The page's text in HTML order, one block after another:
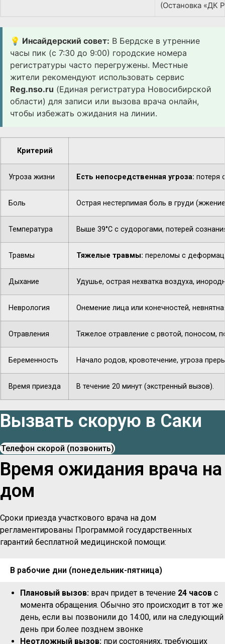
(Остановка «ДК
💡 Инсайдерский совет: В Бердске в утренние
часы пик (с 7:30 до 9:00) городские номера
регистратуры часто перегружены. Местные
жители рекомендуют использовать сервис
Reg.nso.ru (Единая регистратура Новосибирской
области) для записи или вызова врача онлайн,
чтобы избежать ожидания на линии.
Критерий
Угроза жизни Есть непосредственная угроза: потеря
Боль Острая нестерпимая боль в груди
Температура Выше 39°C с судорогами, потерей
Травмы Тяжелые травмы: переломы с
Дыхание Удушье, острая нехватка воздуха,
Неврология Онемение лица или конечностей,
Отравления Тяжелое отравление с рвотой, поносом,
Беременность Начало родов, кровотечение, угроза
Время приезда В течение 20 минут (экстренный вызов).
Вызвать скорую в Саки
Телефон скорой (позвонить)
Время ожидания врача на
дом
Сроки приезда участкового врача на дом
регламентированы Программой государственных
гарантий бесплатной медицинской помощи:
В рабочие дни (понедельник-пятница)
Плановый вызов: врач придет в течение 24 часов с
момента обращения. Обычно это происходит в тот же
день, если вы позвонили до 14:00, или на следующий
день при более позднем звонке
Неотложный вызов: при состояниях, требующих